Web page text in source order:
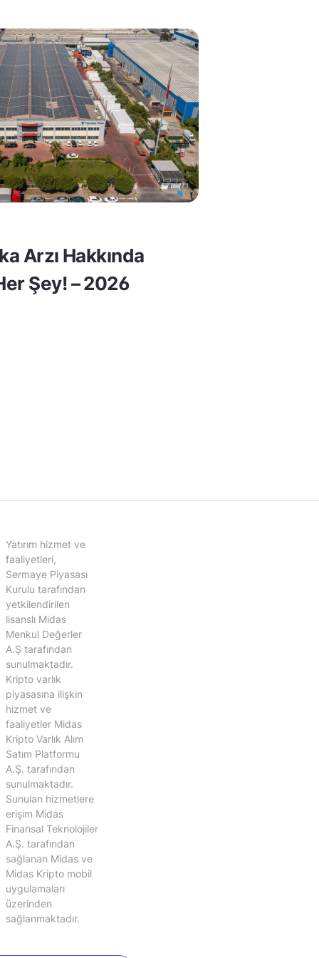
Arzı Hakkında
Şey! – 2026
Yatırım hizmet ve
faaliyetleri,
Sermaye Piyasası
Kurulu tarafından
yetkilendirilen
lisanslı Midas
Menkul Değerler
A.Ş tarafından
sunulmaktadır.
Kripto varlık
piyasasına ilişkin
hizmet ve
faaliyetler Midas
Kripto Varlık Alım
Satım Platformu
A.Ş. tarafından
sunulmaktadır.
Sunulan hizmetlere
erişim Midas
Finansal Teknolojiler
A.Ş. tarafından
sağlanan Midas ve
Midas Kripto mobil
uygulamaları
üzerinden
sağlanmaktadır.